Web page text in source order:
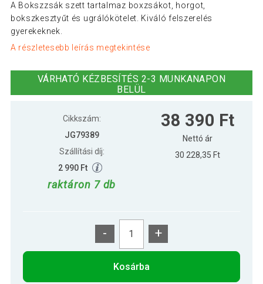
A Bokszzsák szett tartalmaz boxzsákot, horgot,
bokszkesztyűt és ugrálókötelet. Kiváló felszerelés
gyerekeknek.
A részletesebb leírás megtekintése
VÁRHATÓ KÉZBESÍTÉS 2-3 MUNKANAPON
BELÜL
Cikkszám:
JG79389
Szállítási díj:
2 990 Ft
raktáron 7 db
38 390 Ft
Nettó ár
30 228,35 Ft
- +
Kosárba